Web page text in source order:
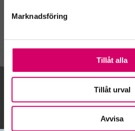
Marknadsföring
Tillåt alla
Tillåt urval
Avvisa
Gå till
Lägg till i